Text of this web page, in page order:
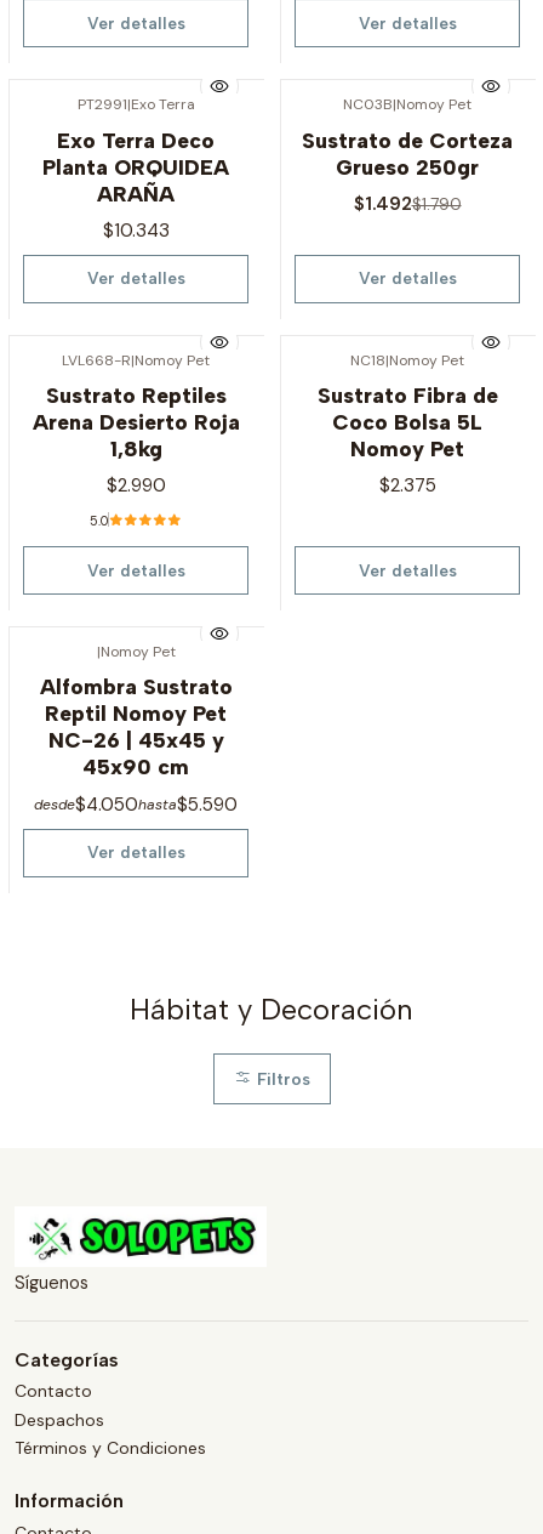
Ver detalles Ver detalles
PT2991|Exo Terra
Exo Terra Deco
Planta ORQUIDEA
ARAÑA
$10.343
Ver detalles
Agotado
NC03B|Nomoy Pet
Sustrato de Corteza
Grueso 250gr
$1.492$1.790
Ver detalles
LVL668-R|Nomoy Pet
Sustrato Reptiles
Arena Desierto Roja
1,8kg
$2.990
5.0
Ver detalles
NC18|Nomoy Pet
Sustrato Fibra de
Coco Bolsa 5L
Nomoy Pet
$2.375
Ver detalles
|Nomoy Pet
Alfombra Sustrato
Reptil Nomoy Pet
NC-26 | 45x45 y
45x90 cm
desde$4.050hasta$5.590
Ver detalles
Hábitat y Decoración
Filtros
Síguenos
Categorías
Contacto
Despachos
Términos y Condiciones
Información